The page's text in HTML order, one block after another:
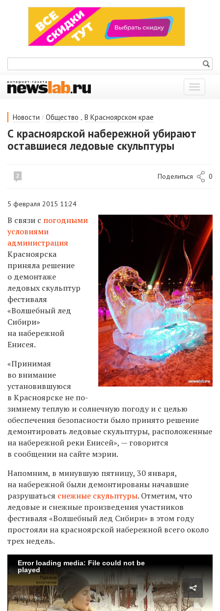
Показать
меню
Новости / Общество , В Красноярском крае
С красноярской набережной убирают
оставшиеся ледовые скульптуры
2 Поделиться 0
5 февраля 2015 11:24
В связи с погодными
условиями
администрация
Красноярска
приняла решение
о демонтаже
ледовых скульптур
фестиваля
«Волшебный лед
Сибири»
на набережной
Енисея.
«Принимая
во внимание
установившуюся
в Красноярске не по-
зимнему теплую и солнечную погоду и с целью
обеспечения безопасности было принято решение
демонтировать ледовые скульптуры, расположенные
на набережной реки Енисей», — говорится
в сообщении на сайте мэрии.
Напомним, в минувшую пятницу, 30 января,
на набережной были демонтированы начавшие
разрушаться снежные скульптуры. Отметим, что
ледовые и снежные произведения участников
фестиваля «Волшебный лед Сибири» в этом году
простояли на красноярской набережной всего около
трех недель.
Error loading media: File could not be
played